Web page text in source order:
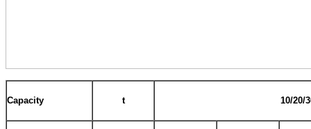
Capacity t 10/20/